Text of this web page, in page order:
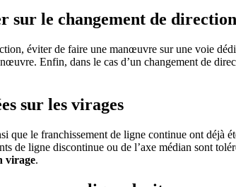
sur le changement de direction
éviter de faire une manœuvre sur une voie
Enfin, dans le cas d’un changement de
sur les virages
que le franchissement de ligne continue ont déjà
de ligne discontinue ou de l’axe médian sont
virage.